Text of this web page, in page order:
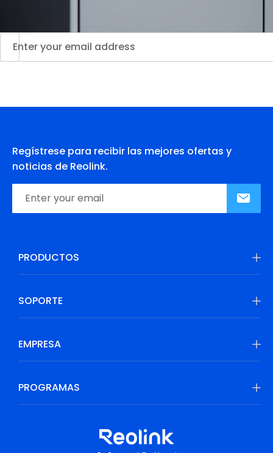
Regístrese para recibir las mejores ofertas y
noticias de Reolink.
PRODUCTOS
SOPORTE
EMPRESA
PROGRAMAS